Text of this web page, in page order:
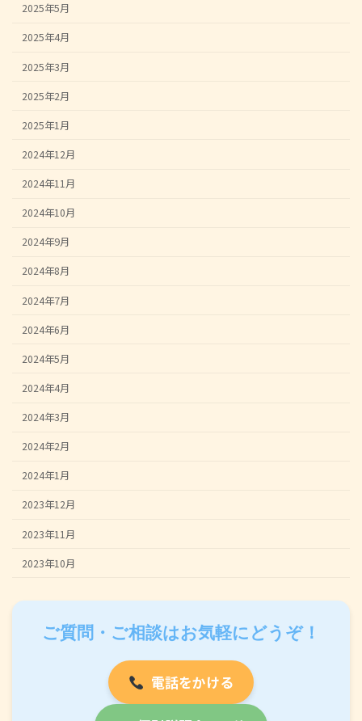
2025年5月
2025年4月
2025年3月
2025年2月
2025年1月
2024年12月
2024年11月
2024年10月
2024年9月
2024年8月
2024年7月
2024年6月
2024年5月
2024年4月
2024年3月
2024年2月
2024年1月
2023年12月
2023年11月
2023年10月
ご質問・ご相談はお気軽にどうぞ！
電話をかける